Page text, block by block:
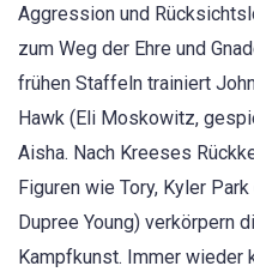
Aggression und
zum Weg der Ehre und
frühen Staffeln trainiert
Hawk (Eli Moskowitz,
Aisha. Nach Kreeses
Figuren wie Tory, Kyler
Dupree Young) verkörpern
Kampfkunst. Immer wieder